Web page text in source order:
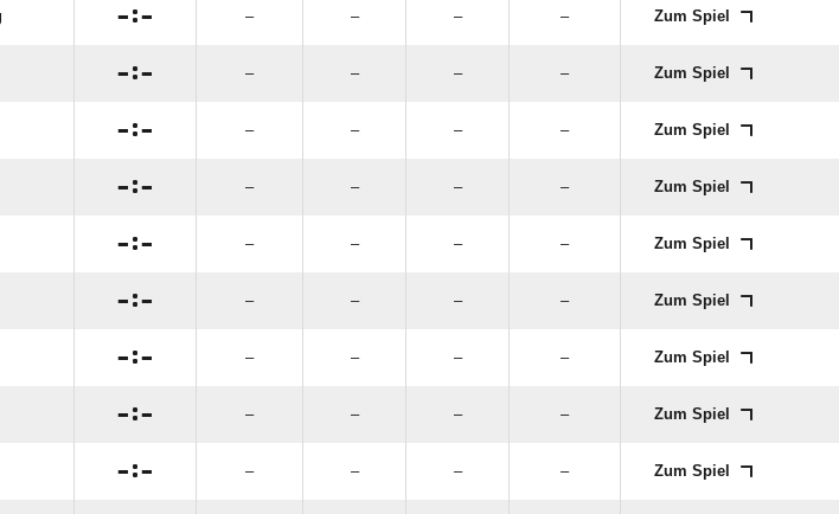
: – – – – Zum Spiel
: – – – – Zum Spiel
: – – – – Zum Spiel
: – – – – Zum Spiel
: – – – – Zum Spiel
: – – – – Zum Spiel
: – – – – Zum Spiel
: – – – – Zum Spiel
: – – – – Zum Spiel